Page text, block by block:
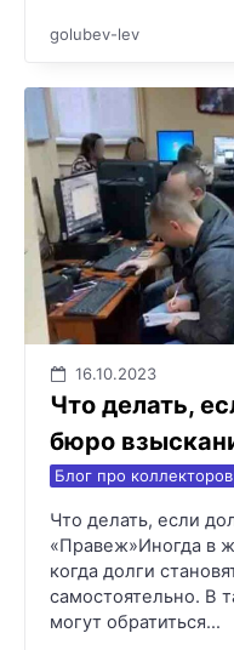
golubev-lev
16.10.2023
Что делать,
бюро
Блог про коллекторов
Что делать, если
«Правеж»Иногда в
когда долги
самостоятельно. В
могут обратиться…